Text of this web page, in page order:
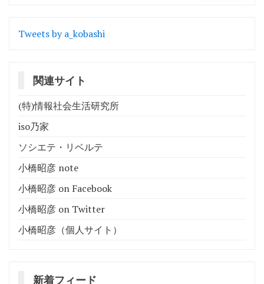
ョ
Tweets by a_kobashi
関連サイト
(特)情報社会生活研究所
iso乃家
ソシエテ・リベルテ
小橋昭彦 note
小橋昭彦 on Facebook
小橋昭彦 on Twitter
小橋昭彦（個人サイト）
新着フィード